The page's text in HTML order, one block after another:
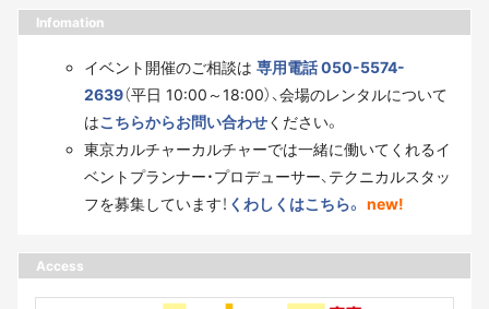
Infomation
イベント開催のご相談は 専用電話 050-5574-
2639（平日 10:00～18:00）、会場のレンタルについて
はこちらからお問い合わせください。
東京カルチャーカルチャーでは一緒に働いてくれるイ
ベントプランナー・プロデューサー、テクニカルスタッ
フを募集しています！ くわしくはこちら。 new!
Access